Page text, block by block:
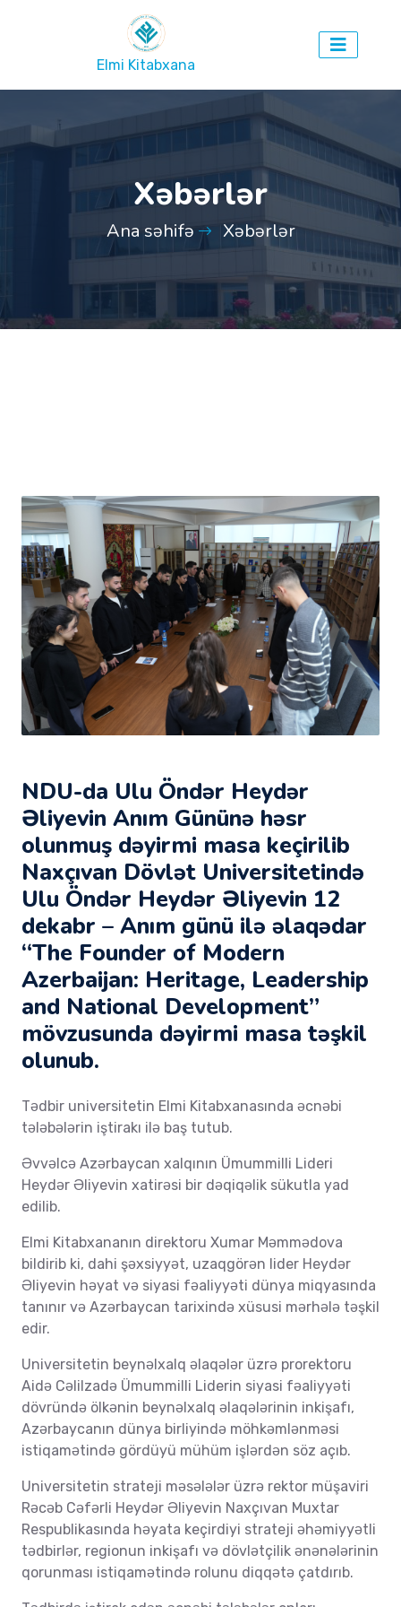
Elmi Kitabxana
Xəbərlər
Ana səhifə Xəbərlər
NDU-da Ulu Öndər Heydər
Əliyevin Anım Gününə həsr
olunmuş dəyirmi masa keçirilib
Naxçıvan Dövlət Universitetində
Ulu Öndər Heydər Əliyevin 12
dekabr – Anım günü ilə əlaqədar
“The Founder of Modern
Azerbaijan: Heritage, Leadership
and National Development”
mövzusunda dəyirmi masa təşkil
olunub.
Tədbir universitetin Elmi Kitabxanasında əcnəbi
tələbələrin iştirakı ilə baş tutub.
Əvvəlcə Azərbaycan xalqının Ümummilli Lideri
Heydər Əliyevin xatirəsi bir dəqiqəlik sükutla yad
edilib.
Elmi Kitabxananın direktoru Xumar Məmmədova
bildirib ki, dahi şəxsiyyət, uzaqgörən lider Heydər
Əliyevin həyat və siyasi fəaliyyəti dünya miqyasında
tanınır və Azərbaycan tarixində xüsusi mərhələ təşkil
edir.
Universitetin beynəlxalq əlaqələr üzrə prorektoru
Aidə Cəlilzadə Ümummilli Liderin siyasi fəaliyyəti
dövründə ölkənin beynəlxalq əlaqələrinin inkişafı,
Azərbaycanın dünya birliyində möhkəmlənməsi
istiqamətində gördüyü mühüm işlərdən söz açıb.
Universitetin strateji məsələlər üzrə rektor müşaviri
Rəcəb Cəfərli Heydər Əliyevin Naxçıvan Muxtar
Respublikasında həyata keçirdiyi strateji əhəmiyyətli
tədbirlər, regionun inkişafı və dövlətçilik ənənələrinin
qorunması istiqamətində rolunu diqqətə çatdırıb.